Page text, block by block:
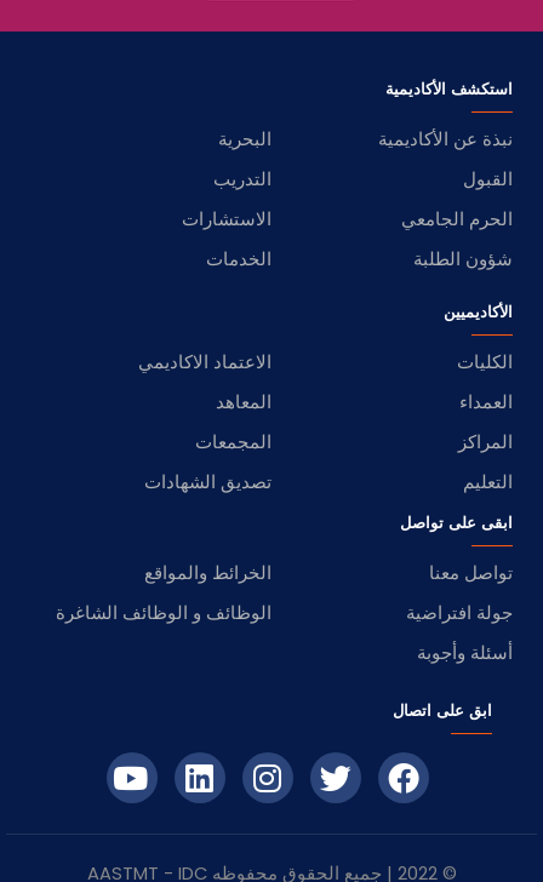
استكشف الأكاديمية
نبذة عن الأكاديمية
البحرية
القبول
التدريب
الحرم الجامعي
الاستشارات
شؤون الطلبة
الخدمات
الأكاديميين
الكليات
الاعتماد الاكاديمي
العمداء
المعاهد
المراكز
المجمعات
التعليم
تصديق الشهادات
ابقى على تواصل
تواصل معنا
الخرائط والمواقع
جولة افتراضية
الوظائف و الوظائف الشاغرة
أسئلة وأجوبة
ابق على اتصال
© 2022 | جميع الحقوق محفوظه IDC
- AASTMT